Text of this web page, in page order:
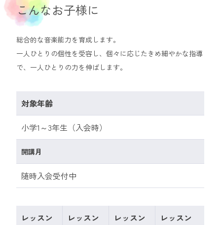
こんなお子様に
総合的な音楽能力を育成します。
一人ひとりの個性を受容し、個々に応じたきめ細やかな指導
で、一人ひとりの力を伸ばします。
対象年齢
小学1～3年生（入会時）
随時入会受付中
レッスン
レッスン
レッスン
レッスン